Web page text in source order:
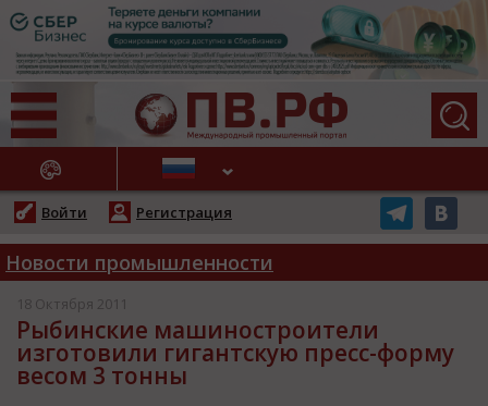
НОВОСТИ
Войти Регистрация
Новости промышленности
18 Октября 2011
Рыбинские машиностроители
изготовили гигантскую пресс-форму
весом 3 тонны